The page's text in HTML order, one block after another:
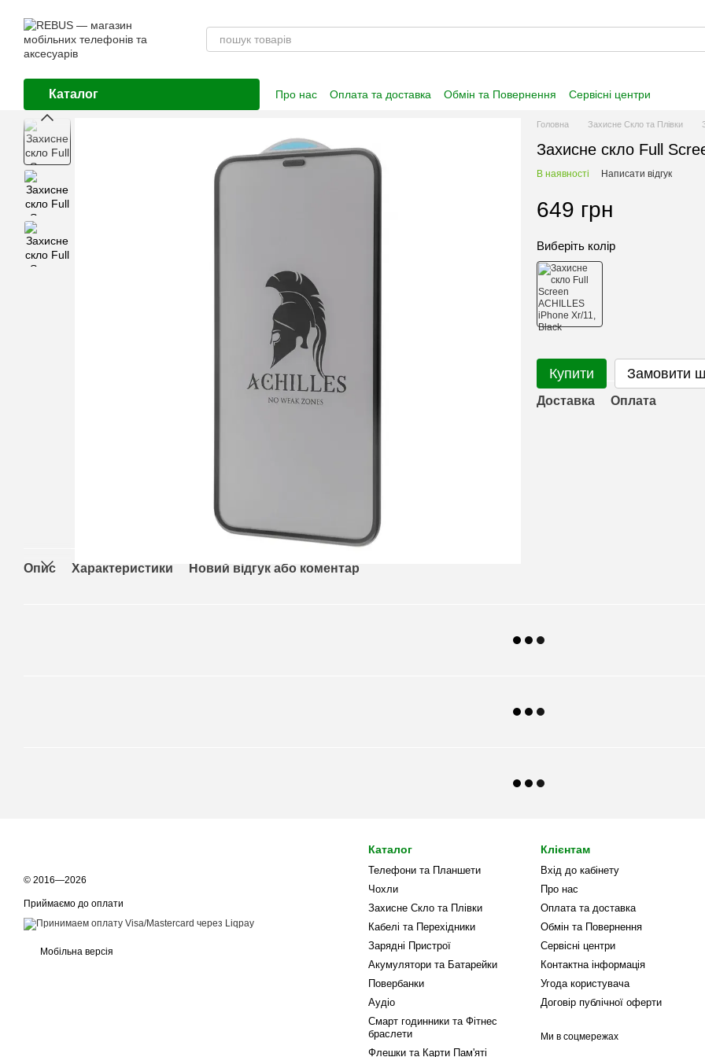
Каталог Про нас Оплата та доставка Обмін та Повернення
Сервісні центри
Опис Характеристики Новий відгук або коментар
Головна Захисне Скло та Плівки
Захисне скло Full
В наявності Написати відгук
649 грн
Виберіть колір
Купити Замовити
Доставка Оплата
© 2016—2026
Приймаємо до оплати
Мобільна версія
Каталог
Телефони та Планшети
Чохли
Захисне Скло та Плівки
Кабелі та Перехідники
Зарядні Пристрої
Акумулятори та Батарейки
Повербанки
Аудіо
Смарт годинники та Фітнес
браслети
Флешки та Карти Пам'яті
Клієнтам
Вхід до кабінету
Про нас
Оплата та доставка
Обмін та Повернення
Сервісні центри
Контактна інформація
Угода користувача
Договір публічної оферти
Ми в соцмережах